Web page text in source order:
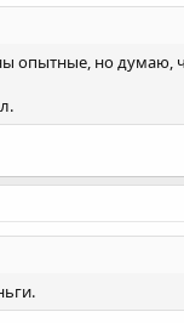
опытные, но думаю,